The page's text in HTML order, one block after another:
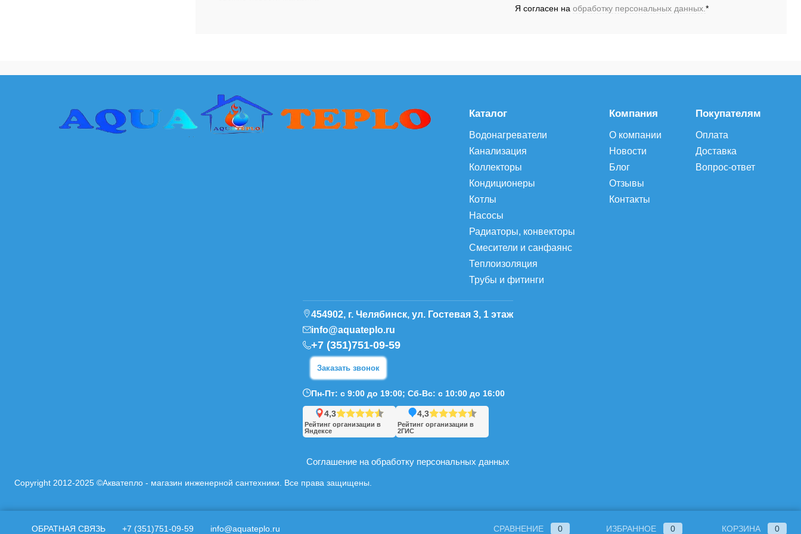
Запросить цену Запросить цену
Я согласен на обработку персональных данных. *
Каталог
Водонагреватели
Канализация
Коллекторы
Кондиционеры
Котлы
Насосы
Радиаторы, конвекторы
Смесители и санфаянс
Теплоизоляция
Трубы и фитинги
Компания
О компании
Новости
Блог
Отзывы
Контакты
Покупателям
Оплата
Доставка
Вопрос-ответ
454902, г. Челябинск, ул. Гостевая 3, 1 этаж
info@aquateplo.ru
+7 (351)751-09-59
Заказать звонок
Пн-Пт: с 9:00 до 19:00; Сб-Вс: с 10:00 до 16:00
4,3
Рейтинг организации в
Яндексе
4,3
Рейтинг организации в
2ГИС
Соглашение на обработку персональных данных
Copyright 2012-2025 ©Акватепло - магазин инженерной сантехники. Все права защищены.
ОБРАТНАЯ СВЯЗЬ +7 (351)751-09-59 info@aquateplo.ru СРАВНЕНИЕ 0 ИЗБРАННОЕ 0 КОРЗИНА 0